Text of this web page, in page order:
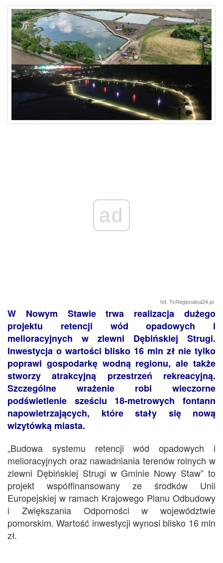
ad
fot. TvRegionalna24.pl
W Nowym Stawie trwa realizacja dużego
projektu retencji wód opadowych i
melioracyjnych w zlewni Dębińskiej Strugi.
Inwestycja o wartości blisko 16 mln zł nie tylko
poprawi gospodarkę wodną regionu, ale także
stworzy atrakcyjną przestrzeń rekreacyjną.
Szczególne wrażenie robi wieczorne
podświetlenie sześciu 18-metrowych fontann
napowietrzających, które stały się nową
wizytówką miasta.
„Budowa systemu retencji wód opadowych i
melioracyjnych oraz nawadniania terenów rolnych w
zlewni Dębińskiej Strugi w Gminie Nowy Staw” to
projekt współfinansowany ze środków Unii
Europejskiej w ramach Krajowego Planu Odbudowy
i Zwiększania Odporności w województwie
pomorskim. Wartość inwestycji wynosi blisko 16 mln
zł.